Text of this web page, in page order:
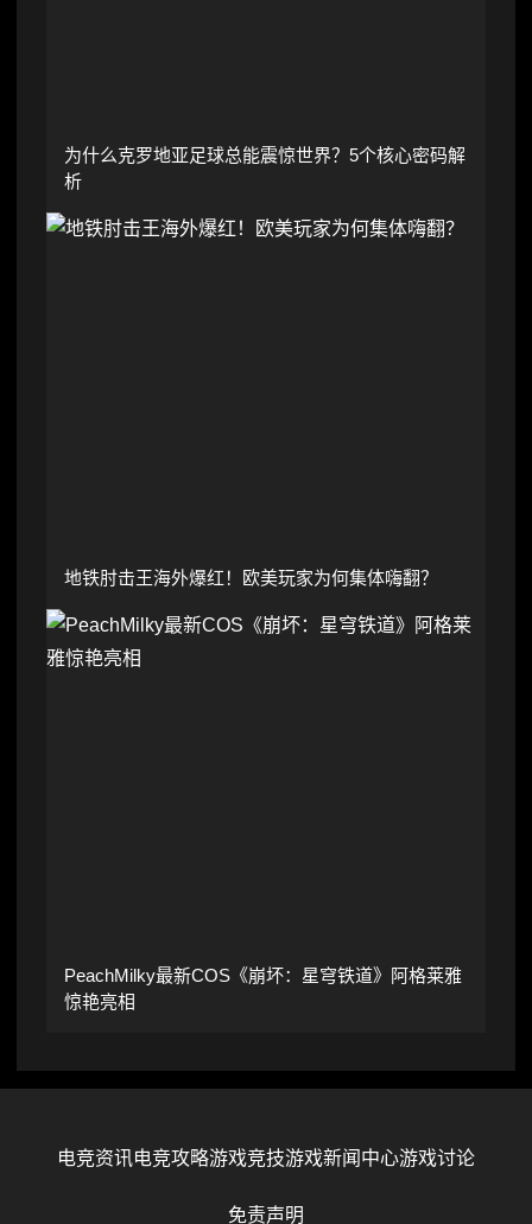
为什么克罗地亚足球总能震惊世界？5个核心密码解
析
地铁肘击王海外爆红！欧美玩家为何集体嗨翻？
PeachMilky最新COS《崩坏：星穹铁道》阿格莱雅
惊艳亮相
电竞资讯电竞攻略游戏竞技游戏新闻中心游戏讨论
免责声明